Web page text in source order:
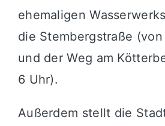
ehemaligen
die Stembergstraße
und der Weg am
6 Uhr).
Außerdem stellt die